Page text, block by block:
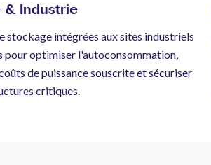
& Industrie
stockage intégrées aux sites industriels
pour optimiser l'autoconsommation,
de puissance souscrite et sécuriser
critiques.